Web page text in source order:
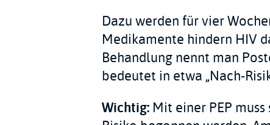
Dazu werden für vier
Medikamente hindern HIV
Behandlung nennt man
bedeutet in etwa „Nach-
Wichtig:Mit einer PEP